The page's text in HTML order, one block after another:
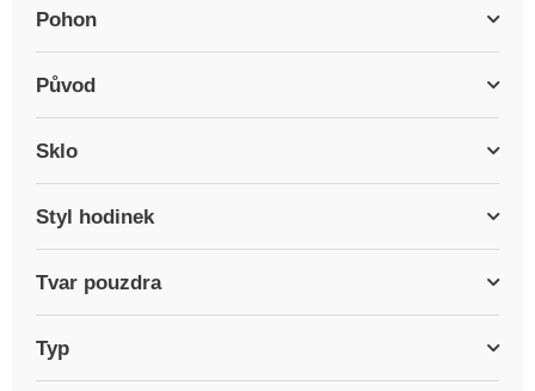
Pohon
Původ
Sklo
Styl hodinek
Tvar pouzdra
Typ